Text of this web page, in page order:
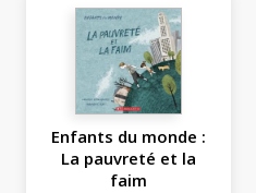
Enfants du monde :
La pauvreté et la
faim